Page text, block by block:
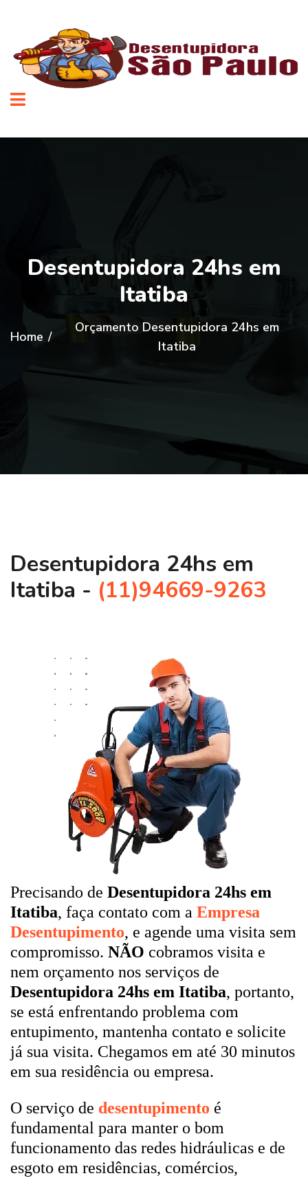
Desentupidora 24hs em
Itatiba
Home /
Orçamento Desentupidora 24hs em
Itatiba
Desentupidora 24hs em
Itatiba - (11)94669-9263
Precisando de Desentupidora 24hs em
Itatiba, faça contato com a Empresa
Desentupimento, e agende uma visita sem
compromisso. NÃO cobramos visita e
nem orçamento nos serviços de
Desentupidora 24hs em Itatiba, portanto,
se está enfrentando problema com
entupimento, mantenha contato e solicite
já sua visita. Chegamos em até 30 minutos
em sua residência ou empresa.
O serviço de desentupimento é
fundamental para manter o bom
funcionamento das redes hidráulicas e de
esgoto em residências, comércios,